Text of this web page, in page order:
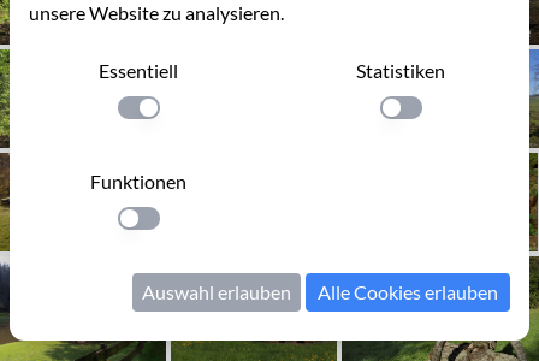
unsere Website zu analysieren.
Essentiell
Einstellung anwenden
Statistiken
Einstellung
Funktionen
Einstellung anwenden
Auswahl erlauben Alle Cookies erlauben